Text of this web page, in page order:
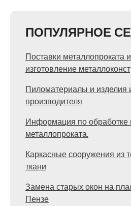
ПОПУЛЯРНОЕ
Поставки металлопроката и
изготовление
Пиломатериалы и изделия
производителя
Информация по обработке
металлопроката.
Каркасные сооружения из
ткани
Замена старых окон на
Пензе